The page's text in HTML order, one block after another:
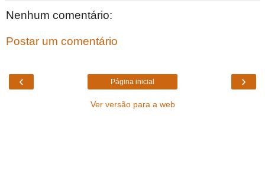
Nenhum comentário:
Postar um comentário
‹ ›
Página inicial
Ver versão para a web